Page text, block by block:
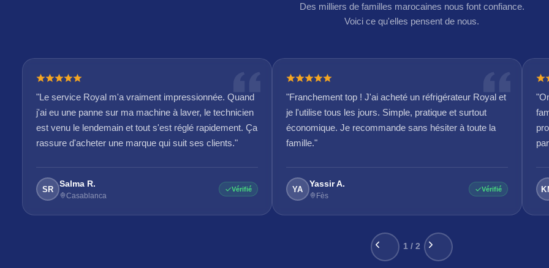
Des milliers de familles marocaines nous font confiance.
Voici ce qu'elles pensent de nous.
"Le service Royal m'a vraiment impressionnée. Quand
j'ai eu une panne sur ma machine à laver, le technicien
est venu le lendemain et tout s'est réglé rapidement. Ça
rassure d'acheter une marque qui suit ses clients."
SR
Salma R.
Casablanca
Vérifié
"Franchement top ! J'ai acheté un réfrigérateur Royal et
je l'utilise tous les jours. Simple, pratique et surtout
économique. Je recommande sans hésiter à toute la
famille."
YA
Yassir A.
Fès
Vérifié
1 / 2